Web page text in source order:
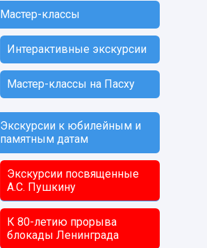
Мастер-классы
Интерактивные экскурсии
Мастер-классы на Пасху
Экскурсии к юбилейным и
памятным датам
Экскурсии посвященные
А.С. Пушкину
К 80-летию прорыва
блокады Ленинграда